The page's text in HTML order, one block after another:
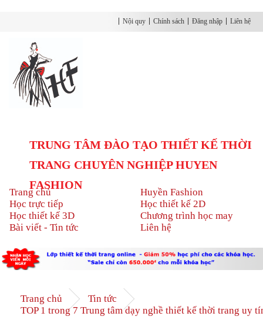
Nội quy Chính sách Đăng nhập Liên hệ
TRUNG TÂM ĐÀO TẠO THIẾT KẾ THỜI
TRANG CHUYÊN NGHIỆP HUYEN
FASHION
Trang chủ
Huyền Fashion
Học trực tiếp
Học thiết kế 2D
Học thiết kế 3D
Chương trình học may
Bài viết - Tin tức
Liên hệ
Trang chủ
Tin tức
TOP 1 trong 7 Trung tâm dạy nghề thiết kế thời trang uy